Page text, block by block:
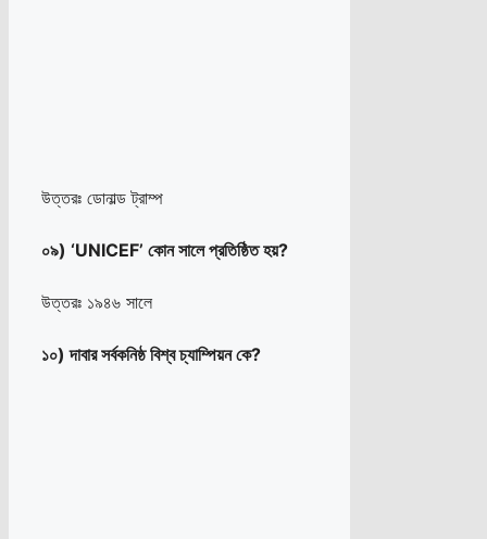
উত্তরঃ ডোনাল্ড ট্রাম্প
০৯) ‘UNICEF’ কোন সালে প্রতিষ্ঠিত হয়?
উত্তরঃ ১৯৪৬ সালে
১০) দাবার সর্বকনিষ্ঠ বিশ্ব চ্যাম্পিয়ন কে?